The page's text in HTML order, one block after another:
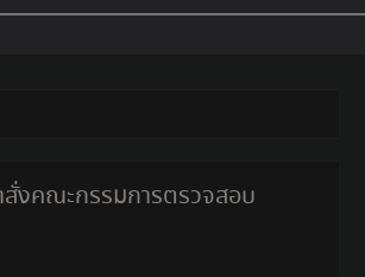
สั่งคณะกรรมการตรวจสอบ